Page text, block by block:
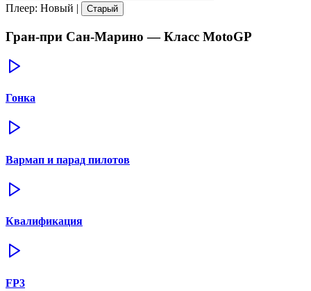
Плеер: Новый | Старый
Гран-при Сан-Марино — Класс MotoGP
Гонка
Вармап и парад пилотов
Квалификация
FP3